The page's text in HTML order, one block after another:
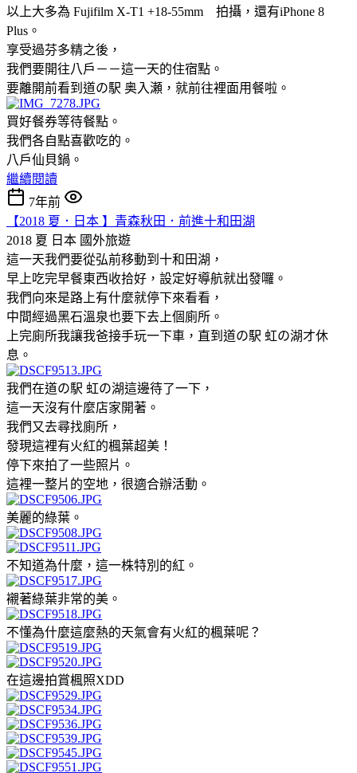
以上大多為 Fujifilm X-T1 +18-55mm 拍攝，還有iPhone 8
Plus。
享受過芬多精之後，
我們要開往八戶－－這一天的住宿點。
要離開前看到道の駅 奥入瀬，就前往裡面用餐啦。
買好餐券等待餐點。
我們各自點喜歡吃的。
八戶仙貝鍋。
繼續閱讀
7年前
【2018 夏．日本 】青森秋田．前進十和田湖
2018 夏 日本 國外旅遊
這一天我們要從弘前移動到十和田湖，
早上吃完早餐東西收拾好，設定好導航就出發囉。
我們向來是路上有什麼就停下來看看，
中間經過黑石溫泉也要下去上個廁所。
上完廁所我讓我爸接手玩一下車，直到道の駅 虹の湖才休
息。
我們在道の駅 虹の湖這邊待了一下，
這一天沒有什麼店家開著。
我們又去尋找廁所，
發現這裡有火紅的楓葉超美！
停下來拍了一些照片。
這裡一整片的空地，很適合辦活動。
美麗的綠葉。
不知道為什麼，這一株特別的紅。
襯著綠葉非常的美。
不懂為什麼這麼熱的天氣會有火紅的楓葉呢？
在這邊拍賞楓照XDD